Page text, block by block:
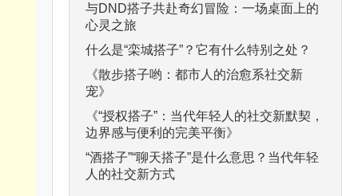
与DND搭子共赴奇幻冒险：一场桌面上的
心灵之旅
什么是“栾城搭子”？它有什么特别之处？
《散步搭子哟：都市人的治愈系社交新
宠》
《“授权搭子”：当代年轻人的社交新默契，
边界感与便利的完美平衡》
“酒搭子”“聊天搭子”是什么意思？当代年轻
人的社交新方式